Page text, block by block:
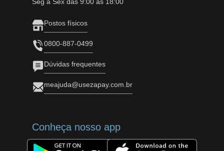
Seg a Sex das 9:00 às 18:00
Postos físicos
0800-887-0499
Dúvidas frequentes
meajuda@usezapay.com.br
Conheça nosso app